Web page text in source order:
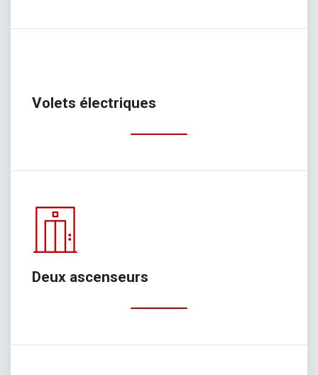
Volets électriques
Deux ascenseurs